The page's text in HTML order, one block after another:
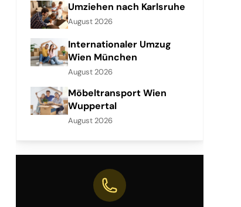
Umziehen nach Karlsruhe
August 2026
Internationaler Umzug
Wien München
August 2026
Möbeltransport Wien
Wuppertal
August 2026